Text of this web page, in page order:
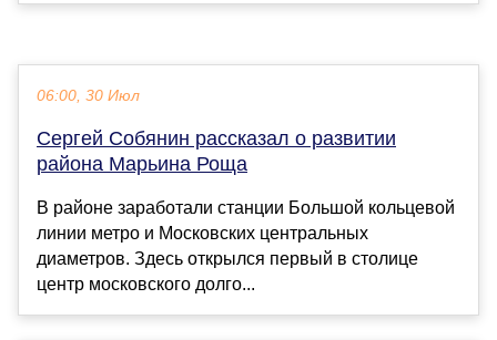
06:00, 30 Июл
Сергей Собянин рассказал о развитии
района Марьина Роща
В районе заработали станции Большой кольцевой
линии метро и Московских центральных
диаметров. Здесь открылся первый в столице
центр московского долго...